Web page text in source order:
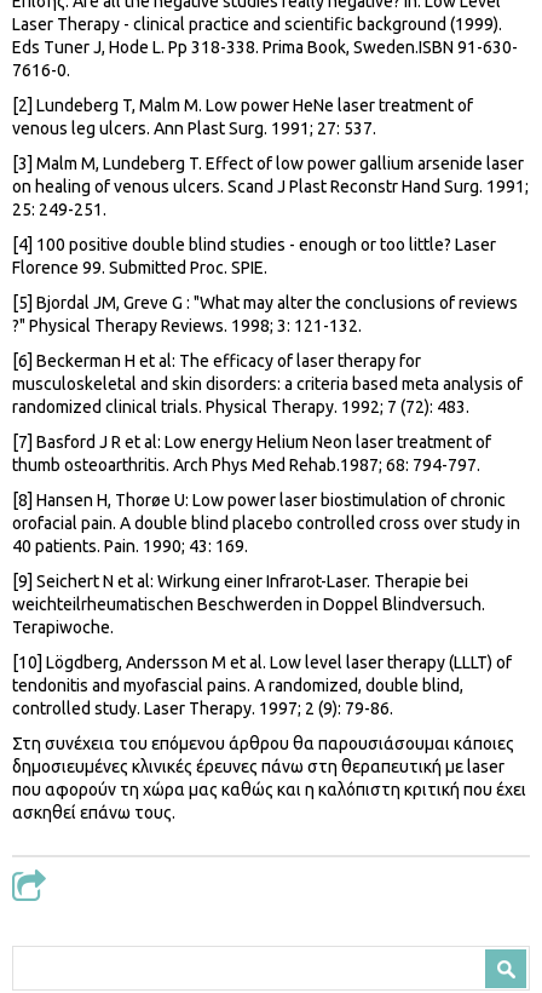
Laser Therapy - clinical practice and scientific background (1999).
Eds Tuner J, Hode L. Pp 318-338. Prima Book, Sweden.ISBN 91-630-
7616-0.
[2] Lundeberg T, Malm M. Low power HeNe laser treatment of
venous leg ulcers. Ann Plast Surg. 1991; 27: 537.
[3] Malm M, Lundeberg T. Effect of low power gallium arsenide laser
on healing of venous ulcers. Scand J Plast Reconstr Hand Surg. 1991;
25: 249-251.
[4] 100 positive double blind studies - enough or too little? Laser
Florence 99. Submitted Proc. SPIE.
[5] Bjordal JM, Greve G : "What may alter the conclusions of reviews
?" Physical Therapy Reviews. 1998; 3: 121-132.
[6] Beckerman H et al: The efficacy of laser therapy for
musculoskeletal and skin disorders: a criteria based meta analysis of
randomized clinical trials. Physical Therapy. 1992; 7 (72): 483.
[7] Basford J R et al: Low energy Helium Neon laser treatment of
thumb osteoarthritis. Arch Phys Med Rehab.1987; 68: 794-797.
[8] Hansen H, Thorøe U: Low power laser biostimulation of chronic
orofacial pain. A double blind placebo controlled cross over study in
40 patients. Pain. 1990; 43: 169.
[9] Seichert N et al: Wirkung einer Infrarot-Laser. Therapie bei
weichteilrheumatischen Beschwerden in Doppel Blindversuch.
Terapiwoche.
[10] Lögdberg, Andersson M et al. Low level laser therapy (LLLT) of
tendonitis and myofascial pains. A randomized, double blind,
controlled study. Laser Therapy. 1997; 2 (9): 79-86.
Στη συνέχεια του επόμενου άρθρου θα παρουσιάσουμαι κάποιες
δημοσιευμένες κλινικές έρευνες πάνω στη θεραπευτική με laser
που αφορούν τη χώρα μας καθώς και η καλόπιστη κριτική που έχει
ασκηθεί επάνω τους.